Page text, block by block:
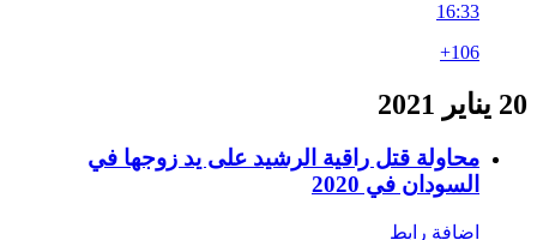
16:33
+106
20 يناير 2021
محاولة قتل راقية الرشيد على يد زوجها في
السودان في 2020
اضافة رابط